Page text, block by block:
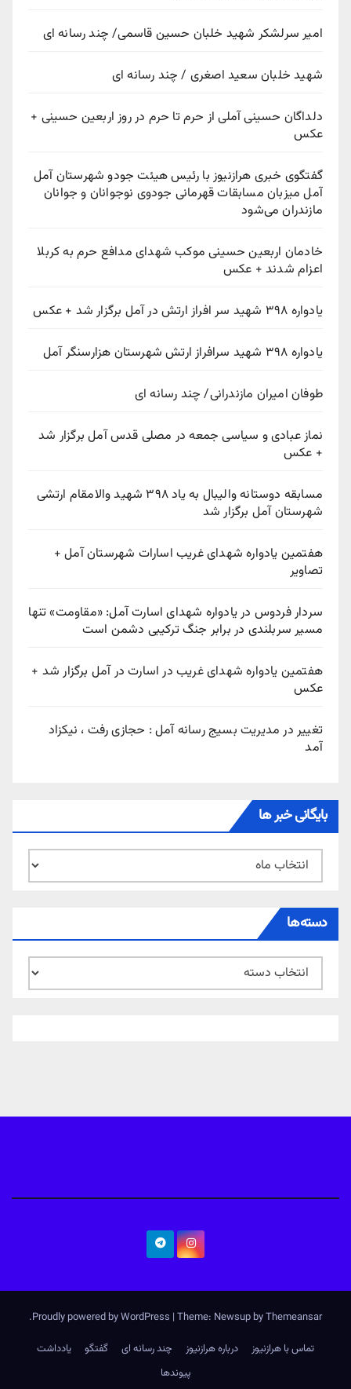
امیر سرلشکر شهید خلبان حسین قاسمی/ چند رسانه ای
شهید خلبان سعید اصغری / چند رسانه ای
دلداگان حسینی آملی از حرم تا حرم در روز اربعین حسینی +
عکس
گفتگوی خبری هرازنیوز با رئیس هیئت جودو شهرستان آمل
آمل میزبان مسابقات قهرمانی جودوی نوجوانان و جوانان
مازندران می‌شود
خادمان اربعین حسینی موکب شهدای مدافع حرم به کربلا
اعزام شدند + عکس
یادواره ۳۹۸ شهید سر افراز ارتش در آمل برگزار شد + عکس
یادواره ۳۹۸ شهید سرافراز ارتش شهرستان هزارسنگر آمل
طوفان امیران مازندرانی/ چند رسانه ای
نماز عبادی و سیاسی جمعه در مصلی قدس آمل برگزار شد
+ عکس
مسابقه دوستانه والیبال به یاد ۳۹۸ شهید والامقام ارتشی
شهرستان آمل برگزار شد
هفتمین یادواره شهدای غریب اسارات شهرستان آمل +
تصاویر
سردار فردوس در یادواره شهدای اسارت آمل: «مقاومت» تنها
مسیر سربلندی در برابر جنگ ترکیبی دشمن است
هفتمین یادواره شهدای غریب در اسارت در آمل برگزار شد +
عکس
تغییر در مدیریت بسیج رسانه آمل : حجازی رفت ، نیکزاد
آمد
بایگانی خبر ها
بایگانی
خبر
ها
دسته‌ها
دسته‌ها
Proudly powered by WordPress | Theme: Newsup byThemeansar
.
تماس با هرازنیوز درباره هرازنیوز چند رسانه ای گفتگو
یادداشت
پیوندها